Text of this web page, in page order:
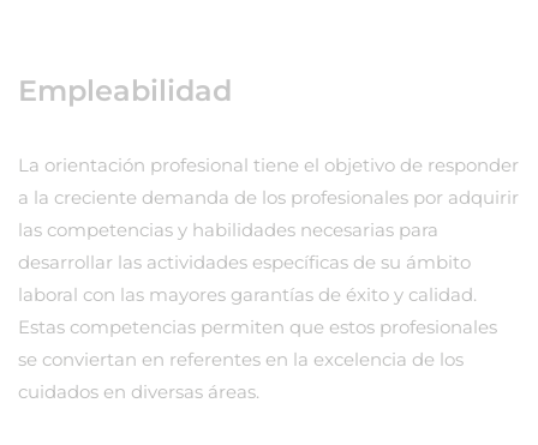
Empleabilidad
La orientación profesional tiene el objetivo de responder
a la creciente demanda de los profesionales por adquirir
las competencias y habilidades necesarias para
desarrollar las actividades específicas de su ámbito
laboral con las mayores garantías de éxito y calidad.
Estas competencias permiten que estos profesionales
se conviertan en referentes en la excelencia de los
cuidados en diversas áreas.